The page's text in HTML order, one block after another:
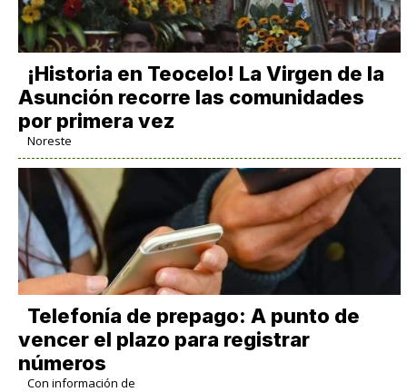
​¡Historia en Teocelo! La Virgen de la
Asunción recorre las comunidades
por primera vez
Noreste
Telefonía de prepago: A punto de
vencer el plazo para registrar
números
Con información de